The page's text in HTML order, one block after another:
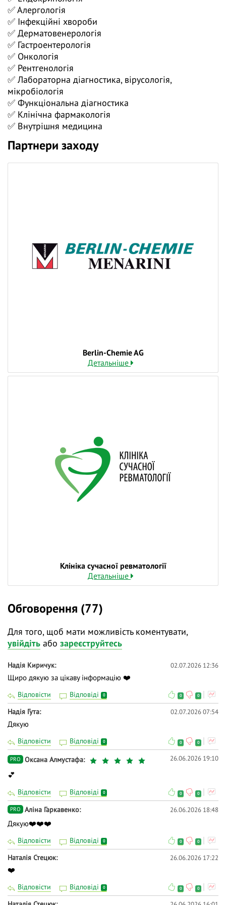
👍 Долучайтеся до діалогу, задавайте питання та
висловлюйте власну думку - зробіть навчання
дієвішим. Ми намагаємось відповідати і після
вебінарів.
✅ Алергологія
✅ Інфекційні хвороби
✅ Дерматовенерологія
✅ Гастроентерологія
✅ Онкологія
✅ Рентгенологія
✅ Лабораторна діагностика, вірусологія,
мікробіологія
✅ Функціональна діагностика
✅ Клінічна фармакологія
✅ Внутрішня медицина
Партнери заходу
Berlin-Chemie AG
Детальніше
Клініка сучасної ревматології
Детальніше
Обговорення (77)
Для того, щоб мати можливість коментувати,
увійдіть або зареєструйтесь
Надія Киричук 02.07.2026 12:36
Щиро дякую за цікаву інформацію ❤️
Відповісти Відповіді 0 0 0
Надія Гута 02.07.2026 07:54
Дякую
Відповісти Відповіді 0 0 0
PRO Оксана Алмустафа 26.06.2026 19:10
💕
Відповісти Відповіді 0 0 0
PRO Аліна Гаркавенко 26.06.2026 18:48
Дякую❤️❤️❤️
Відповісти Відповіді 0 0 0
Наталія Стецюк 26.06.2026 17:22
❤️
Відповісти Відповіді 0 0 0